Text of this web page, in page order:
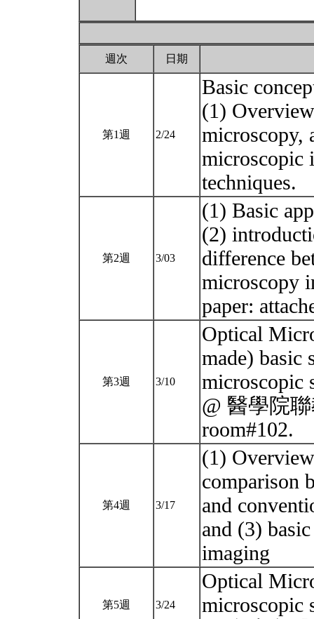
週次 日期
第1週 2/24
Basic
(1)
microscopy,
microscopic
techniques.
第2週 3/03
(1) Basic
(2)
difference
microscopy
paper:
第3週 3/10
Optical
made) basic
microscopic
@ 醫學院
room#102.
第4週 3/17
(1)
comparison
and
and (3)
imaging
第5週 3/24
Optical
microscopic